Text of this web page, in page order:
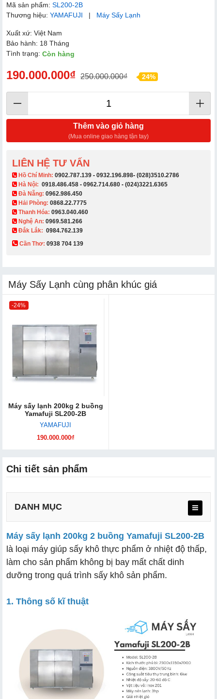
Mã sản phẩm: SL200-2B
Thương hiệu: YAMAFUJI | Máy Sấy Lạnh
Xuất xứ: Việt Nam
Bảo hành: 18 Tháng
Tình trạng: Còn hàng
190.000.000₫ 250.000.000₫ 24%
Thêm vào giỏ hàng
(Mua online giao hàng tận tay)
LIÊN HỆ TƯ VẤN
​ Hồ Chí Minh: 0902.787.139 - 0932.196.898- (028)3510.2786
Hà Nội: 0918.486.458 - 0962.714.680 - (024)3221.6365
Đà Nẵng: 0962.986.450
Hải Phòng: 0868.22.7775
Thanh Hóa: 0963.040.460
Nghệ An: 0969.581.266
Đắk Lắk: 0984.762.139
Cần Thơ: 0938 704 139​
Máy Sấy Lạnh cùng phân khúc giá
-24%
Máy sấy lạnh 200kg 2 buồng
Yamafuji SL200-2B
YAMAFUJI
190.000.000₫
Chi tiết sản phẩm
DANH MỤC
Máy sấy lạnh 200kg 2 buồng Yamafuji SL200-2B
là loại máy giúp sấy khô thực phẩm ở nhiệt độ thấp,
làm cho sản phẩm không bị bay mất chất dinh
dưỡng trong quá trình sấy khô sản phẩm.
1. Thông số kĩ thuật